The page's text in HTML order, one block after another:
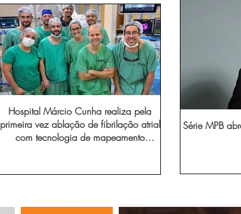
Hospital Márcio Cunha realiza pela
primeira vez ablação de fibrilação atrial
com tecnologia de mapeamento
Série MPB